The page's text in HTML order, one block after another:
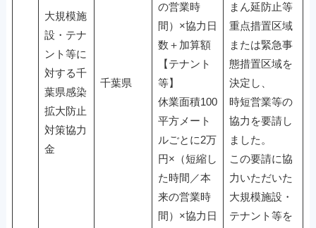
大規模施
設・テナ
ント等に
対する千
葉県感染
拡大防止
対策協力
金
千葉県
の営業時
間）×協力日
数＋加算額
【テナント
等】
休業面積100
平方メート
ルごとに2万
円×（短縮し
た時間／本
来の営業時
間）×協力日
まん延防止等
重点措置区域
または緊急事
態措置区域を
決定し、
時短営業等の
協力を要請し
ました。
この要請に協
力いただいた
大規模施設・
テナント等を